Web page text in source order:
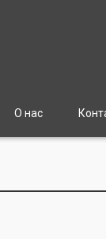
О нас